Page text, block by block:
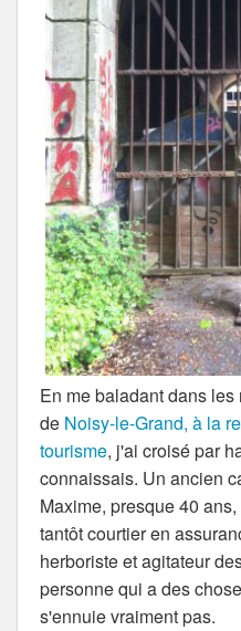
En me baladant dans
de Noisy-le-Grand, à la
tourisme, j'ai croisé par
connaissais. Un ancien
Maxime, presque 40
tantôt courtier en
herboriste et agitateur
personne qui a des
s'ennuie vraiment pas.